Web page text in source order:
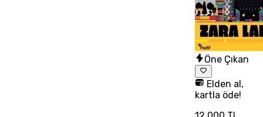
Öne Çıkan
Elden al,
kartla öde!